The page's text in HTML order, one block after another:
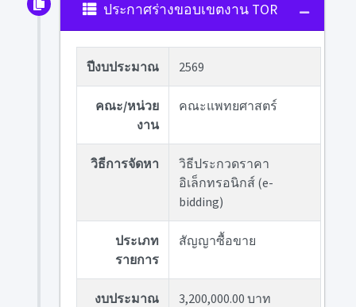
ประกาศร่างขอบเขตงาน TOR
ปีงบประมาณ 2569
คณะ/หน่วย
งาน
คณะแพทยศาสตร์
วิธีการจัดหา
วิธีประกวดราคา
อิเล็กทรอนิกส์ (e-
bidding)
ประเภท
รายการ
สัญญาซื้อขาย
งบประมาณ 3,200,000.00 บาท